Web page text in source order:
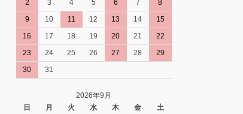
2
3 4 5 6 7
8
9
10 11 12 13 14
15
16
17 18 19 20 21
22
23
24 25 26 27 28
29
30
31
2026年9月
日
月 火 水 木 金
土